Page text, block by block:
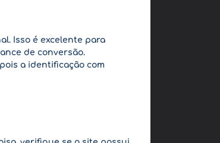
Isso é excelente para
de conversão.
a identificação com